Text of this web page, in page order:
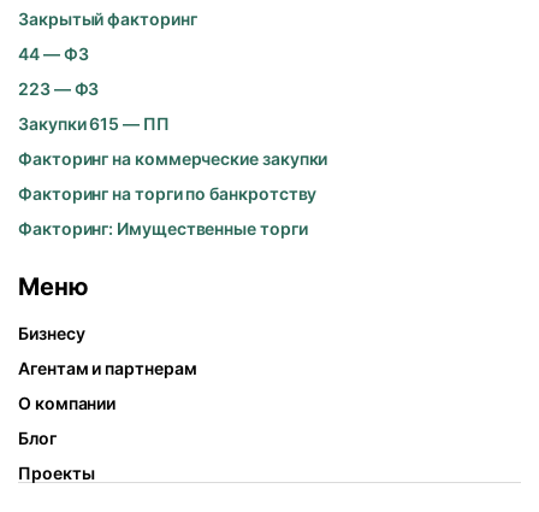
Закрытый факторинг
44 — ФЗ
223 — ФЗ
Закупки 615 — ПП
Факторинг на коммерческие закупки
Факторинг на торги по банкротству
Факторинг: Имущественные торги
Меню
Бизнесу
Агентам и партнерам
О компании
Блог
Проекты